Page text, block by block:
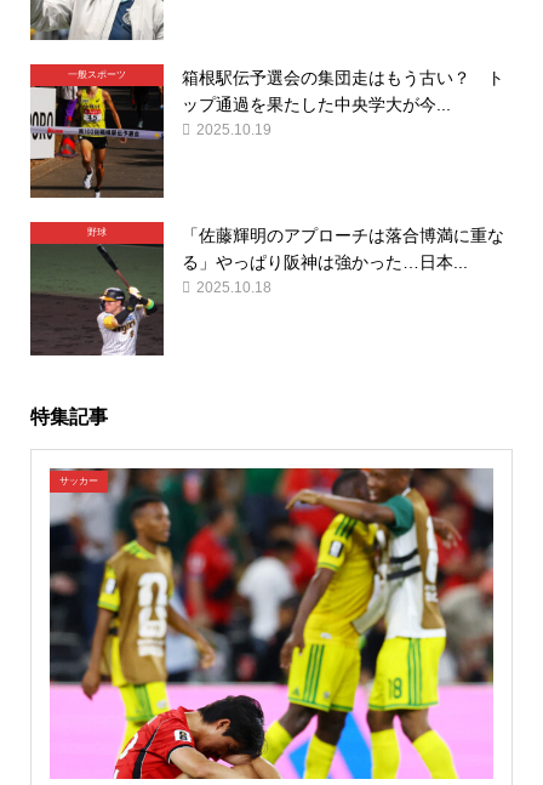
一般スポーツ
箱根駅伝予選会の集団走はもう古い？ ト
ップ通過を果たした中央学大が今...
2025.10.19
野球
「佐藤輝明のアプローチは落合博満に重な
る」やっぱり阪神は強かった…日本...
2025.10.18
特集記事
サッカー